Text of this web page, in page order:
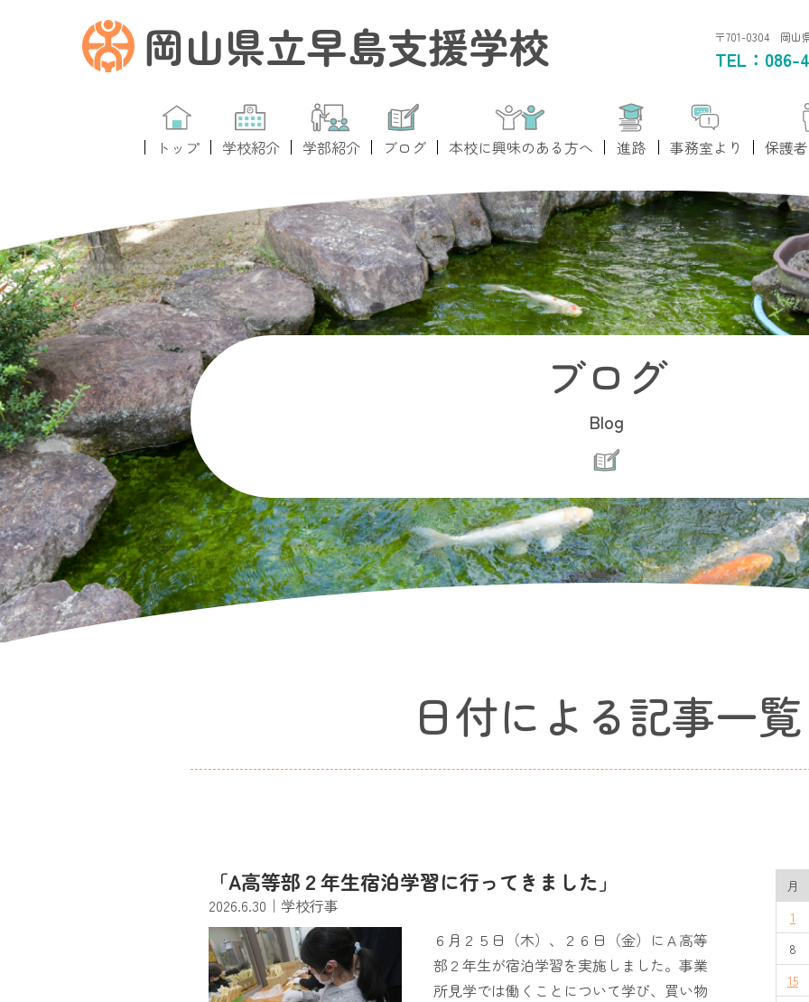
岡山県立早島支援学校 〒701-0304 岡山
TEL： 086-
トップ 学校紹介 学部紹介 ブログ 本校に興味のある方へ 進路 事務室より 保護
ブログ
Blog
日付による記事一覧
「A高等部２年生宿泊学習に行ってきました」
2026.6.30 ｜学校行事
６月２５日（木）、２６日（金）にＡ高等
部２年生が宿泊学習を実施しました。事業
所見学では働くことについて学び、買い物
月
1
8
15